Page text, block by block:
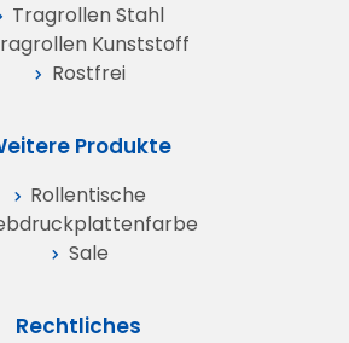
Tragrollen Stahl
Kunststoff
Rostfrei
Produkte
Rollentische
Sale
Rechtliches